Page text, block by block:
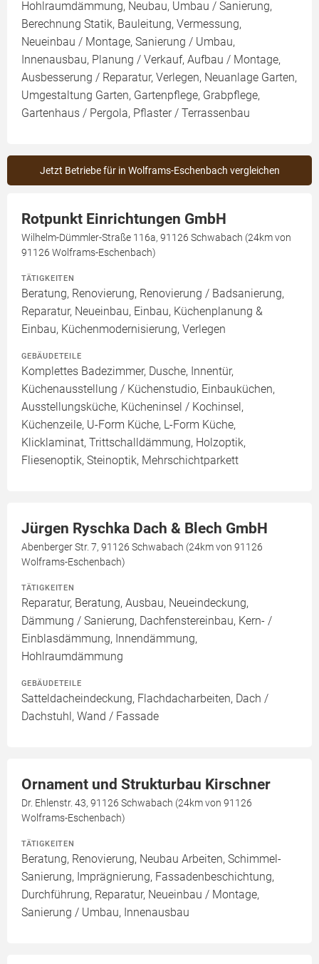
Hohlraumdämmung, Neubau, Umbau / Sanierung,
Berechnung Statik, Bauleitung, Vermessung,
Neueinbau / Montage, Sanierung / Umbau,
Innenausbau, Planung / Verkauf, Aufbau / Montage,
Ausbesserung / Reparatur, Verlegen, Neuanlage Garten,
Umgestaltung Garten, Gartenpflege, Grabpflege,
Gartenhaus / Pergola, Pflaster / Terrassenbau
Jetzt Betriebe für in Wolframs-Eschenbach vergleichen
Rotpunkt Einrichtungen GmbH
Wilhelm-Dümmler-Straße 116a, 91126 Schwabach (24km von
91126 Wolframs-Eschenbach)
TÄTIGKEITEN
Beratung, Renovierung, Renovierung / Badsanierung,
Reparatur, Neueinbau, Einbau, Küchenplanung &
Einbau, Küchenmodernisierung, Verlegen
GEBÄUDETEILE
Komplettes Badezimmer, Dusche, Innentür,
Küchenausstellung / Küchenstudio, Einbauküchen,
Ausstellungsküche, Kücheninsel / Kochinsel,
Küchenzeile, U-Form Küche, L-Form Küche,
Klicklaminat, Trittschalldämmung, Holzoptik,
Fliesenoptik, Steinoptik, Mehrschichtparkett
Jürgen Ryschka Dach & Blech GmbH
Abenberger Str. 7, 91126 Schwabach (24km von 91126
Wolframs-Eschenbach)
TÄTIGKEITEN
Reparatur, Beratung, Ausbau, Neueindeckung,
Dämmung / Sanierung, Dachfenstereinbau, Kern- /
Einblasdämmung, Innendämmung,
Hohlraumdämmung
GEBÄUDETEILE
Satteldacheindeckung, Flachdacharbeiten, Dach /
Dachstuhl, Wand / Fassade
Ornament und Strukturbau Kirschner
Dr. Ehlenstr. 43, 91126 Schwabach (24km von 91126
Wolframs-Eschenbach)
TÄTIGKEITEN
Beratung, Renovierung, Neubau Arbeiten, Schimmel-
Sanierung, Imprägnierung, Fassadenbeschichtung,
Durchführung, Reparatur, Neueinbau / Montage,
Sanierung / Umbau, Innenausbau